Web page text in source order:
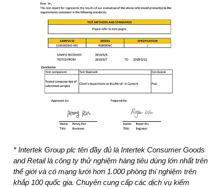
* Intertek Group plc tên đầy đủ là Intertek Consumer Goods
and Retail là công ty thử nghiệm hàng tiêu dùng lớn nhất trên
thế giới và có mạng lưới hơn 1.000 phòng thí nghiệm trên
khắp 100 quốc gia. Chuyên cung cấp các dịch vụ kiểm